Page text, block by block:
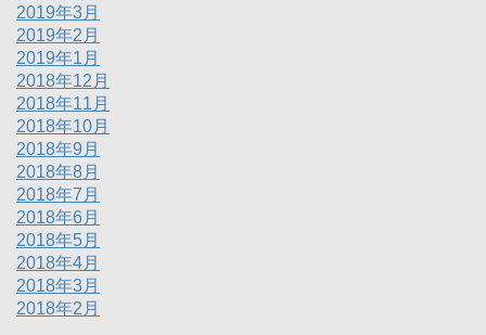
2019年3月
2019年2月
2019年1月
2018年12月
2018年11月
2018年10月
2018年9月
2018年8月
2018年7月
2018年6月
2018年5月
2018年4月
2018年3月
2018年2月